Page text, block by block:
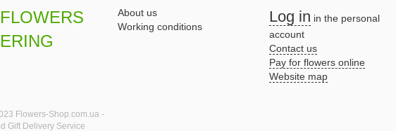
Flowers-Shop.com.ua -
Gift Delivery Service
About us
Working conditions
Log in in the personal
account
Contact us
Pay for flowers online
Website map